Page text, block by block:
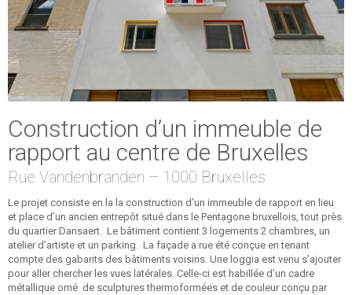
Construction d’un immeuble de
rapport au centre de Bruxelles
Rue Vandenbranden – 1000 Bruxelles
Le projet consiste en la la construction d’un immeuble de rapport en lieu
et place d’un ancien entrepôt situé dans le Pentagone bruxellois, tout près
du quartier Dansaert. Le bâtiment contient 3 logements 2 chambres, un
atelier d’artiste et un parking. La façade a rue été conçue en tenant
compte des gabarits des bâtiments voisins. Une loggia est venu s’ajouter
pour aller chercher les vues latérales. Celle-ci est habillée d’un cadre
métallique orné de sculptures thermoformées et de couleur conçu par